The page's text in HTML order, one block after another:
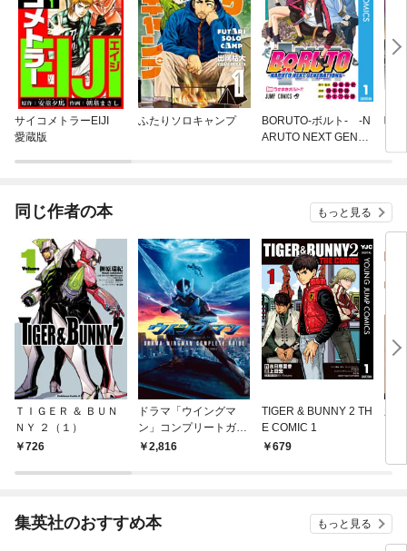
サイコメトラーEIJI
愛蔵版
ふたりソロキャンプ
BORUTO-ボルト- -N
ARUTO NEXT GENER
嘘
同じ作者の本 もっと見る
ＴＩＧＥＲ ＆ ＢＵＮ
ＮＹ ２（１）
726
ドラマ「ウイングマ
ン」コンプリートガイ
ド2,816
TIGER & BUNNY 2 TH
E COMIC 1
679
新
集英社のおすすめ本 もっと見る